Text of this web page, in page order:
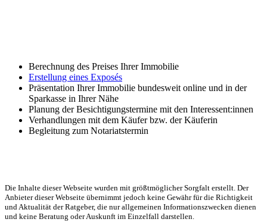
Berechnung des Preises Ihrer Immobilie
Erstellung eines Exposés
Präsentation Ihrer Immobilie bundesweit online und in der
Sparkasse in Ihrer Nähe
Planung der Besichtigungstermine mit den Interessent:innen
Verhandlungen mit dem Käufer bzw. der Käuferin
Begleitung zum Notariatstermin
Die Inhalte dieser Webseite wurden mit größtmöglicher Sorgfalt erstellt. Der
Anbieter dieser Webseite übernimmt jedoch keine Gewähr für die Richtigkeit
und Aktualität der Ratgeber, die nur allgemeinen Informationszwecken dienen
und keine Beratung oder Auskunft im Einzelfall darstellen.